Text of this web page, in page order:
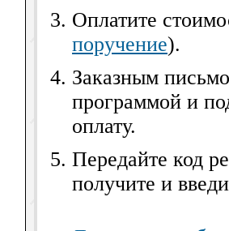
Оплатите
поручение).
Заказным
программой и
оплату.
Передайте код
получите и